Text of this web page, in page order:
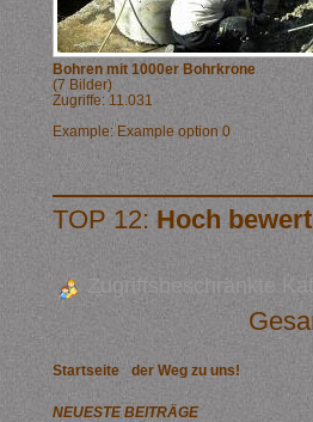
Bohren mit 1000er Bohrkrone
(7 Bilder)
Zugriffe: 11.031
Example: Example option 0
TOP 12:Hoch
Zugriffsbeschränkte
Startseite der Weg zu uns!
NEUESTE BEITRÄGE